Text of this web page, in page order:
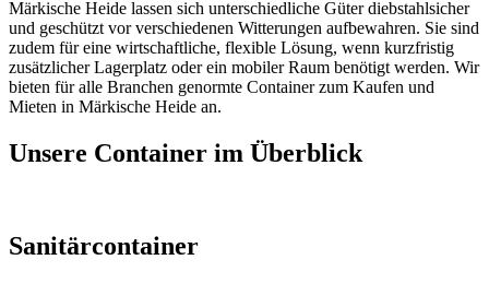
Märkische Heide lassen sich unterschiedliche Güter diebstahlsicher
und geschützt vor verschiedenen Witterungen aufbewahren. Sie sind
zudem für eine wirtschaftliche, flexible Lösung, wenn kurzfristig
zusätzlicher Lagerplatz oder ein mobiler Raum benötigt werden. Wir
bieten für alle Branchen genormte Container zum Kaufen und
Mieten in Märkische Heide an.
Unsere Container im Überblick
Sanitärcontainer